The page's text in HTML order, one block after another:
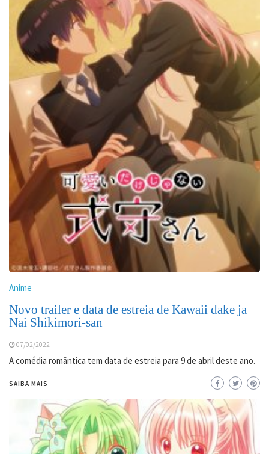
Anime
Novo trailer e data de estreia de Kawaii dake ja
Nai Shikimori-san
07/02/2022
A comédia romântica tem data de estreia para 9 de abril deste ano.
SAIBA MAIS